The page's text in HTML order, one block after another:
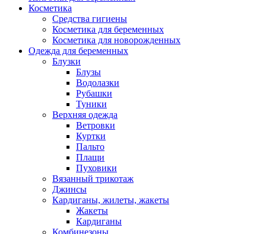
Косметика
Cредства гигиены
Косметика для беременных
Косметика для новорожденных
Одежда для беременных
Блузки
Блузы
Водолазки
Рубашки
Туники
Верхняя одежда
Ветровки
Куртки
Пальто
Плащи
Пуховики
Вязанный трикотаж
Джинсы
Кардиганы, жилеты, жакеты
Жакеты
Кардиганы
Комбинезоны